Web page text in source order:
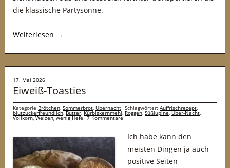
die klassische Partysonne.
Weiterlesen →
17. Mai 2026
Eiweiß-Toasties
Kategorie Brötchen, Sommerbrot, Übernacht Schlagwörter: Auffrischrezept,
blutzuckerfreundlich,Butter,Kürbiskernmehl, Roggen, Süßlupine,Über-Nacht,
Vollkorn,Weizen,wenig Hefe 7 Kommentare
Ich habe kann den
meisten Dingen ja auch
positive Seiten